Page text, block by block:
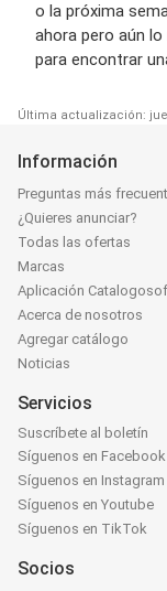
o la próxima
ahora pero aún
para encontrar
Última actualización:
Información
Preguntas más
¿Quieres anunciar?
Todas las ofertas
Marcas
Aplicación
Acerca de nosotros
Agregar catálogo
Noticias
Servicios
Suscríbete al boletín
Síguenos en Facebook
Síguenos en Instagram
Síguenos en Youtube
Síguenos en TikTok
Socios